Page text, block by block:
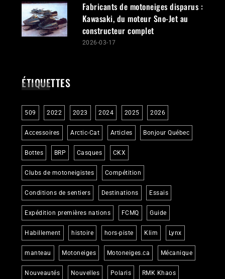
Fabricants de motoneiges disparus :
Kawasaki, du moteur Sno-Jet au
constructeur complet
2026-03-17
ÉTIQUETTES
509 2022 2023 2024 2025 2026
Accessoires Arctic-Cat Articles Bonjour Québec
Bottes BRP Casques CKX
Clubs de motoneigistes Compétition
Conditions de sentiers Destinations Essais
Expédition premières nations FCMQ Guide
Habillement histoire hors-piste Klim Lynx
manteau Motoneiges Motoneiges.ca Mécanique
Nouveautés Nouvelles Polaris RMK Khaos